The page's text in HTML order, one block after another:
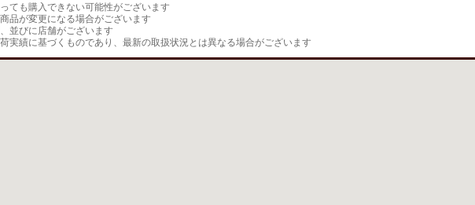
ても購入できない可能性がございます
品が変更になる場合がございます
並びに店舗がございます
実績に基づくものであり、最新の取扱状況とは異なる場合がございます